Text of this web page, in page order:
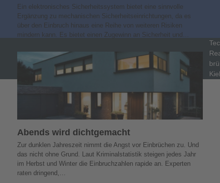
Ein elektronisches Sicherheitssystem bietet eine sinnvolle
Ergänzung zu mechanischen Sicherheitseinrichtungen, da es
über den Einbruch hinaus eine Reihe von weiteren Risiken
mindern kann. Es bietet einen Zugewinn an Sicherheit und…
Abends wird dichtgemacht
Zur dunklen Jahreszeit nimmt die Angst vor Einbrüchen zu. Und
das nicht ohne Grund. Laut Kriminalstatistik steigen jedes Jahr
im Herbst und Winter die Einbruchzahlen rapide an. Experten
raten dringend,…
Kiel